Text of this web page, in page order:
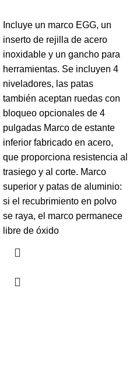
Incluye un marco EGG, un
inserto de rejilla de acero
inoxidable y un gancho para
herramientas. Se incluyen 4
niveladores, las patas
también aceptan ruedas con
bloqueo opcionales de 4
pulgadas Marco de estante
inferior fabricado en acero,
que proporciona resistencia al
trasiego y al corte. Marco
superior y patas de aluminio:
si el recubrimiento en polvo
se raya, el marco permanece
libre de óxido